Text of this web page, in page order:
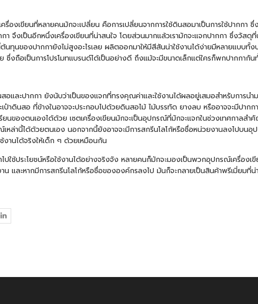
องเขียนที่หลายคนมักจะเปลี่ยน คือการเปลี่ยนจากการใช้ดินสอมาเป็นการใช้ปากกา ซึ่
า จึงเป็นอีกหนึ่งเครื่องเขียนที่น่าสนใจ โดยส่วนมากแล้วเรามักจะแจกปากกา ซึ่งวัสดุ
ทุนของปากกายังไม่สูงอะไรเลย ผลิตออกมาให้มีสีสันน่าใช้งานได้ง่ายมีหลายแบบทั้ง
ซึ่งถือเป็นการโปรโมทแบรนด์ได้เป็นอย่างดี ถึงแม้จะมีขนาดเล็กแต่ใครก็พกปากกากั
และปากกา ยังนับว่าเป็นของแจกที่ทรงคุณค่าและใช้งานได้ผลอยู่เสมอสำหรับการน
ป๋าดินสอ ที่ข้างในอาจจะประกอบไปด้วยดินสอไม้ ไม้บรรทัด ยางลบ หรืออาจจะมีปาก
นของตนเองได้ด้วย เซตเครื่องเขียนมักจะเป็นอุปกรณ์ที่มักจะแจกในช่วงเทศกาลสำ
หล่านี้ได้ด้วยตนเอง นอกจากนี้ยังอาจจะมีการสกรีนโลโก้หรือชื่อหน่วยงานลงไปบนอุ
งานได้จริงให้เด็ก ๆ ด้วยเหมือนกัน
ใช้ประโยชน์หรือใช้งานได้อย่างจริงจัง หลายคนก็มักจะมองเป็นพวกอุปกรณ์เครื่องเ
และหากมีการสกรีนโลโก้หรือชื่อขององค์กรลงไป มันก็จะกลายเป็นสินค้าพรีเมี่ยมที่น่